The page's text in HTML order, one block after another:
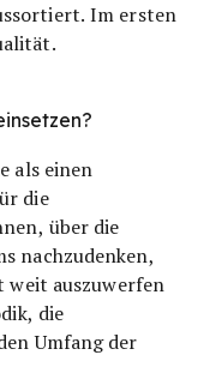
Im ersten
als einen
die
über die
nachzudenken,
weit auszuwerfen
die
Umfang der